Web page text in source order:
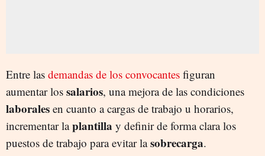
Entre las demandas de los convocantes figuran
aumentar los salarios, una mejora de las condiciones
laborales en cuanto a cargas de trabajo u horarios,
incrementar laplantilla y definir de forma clara los
puestos de trabajo para evitar lasobrecarga.